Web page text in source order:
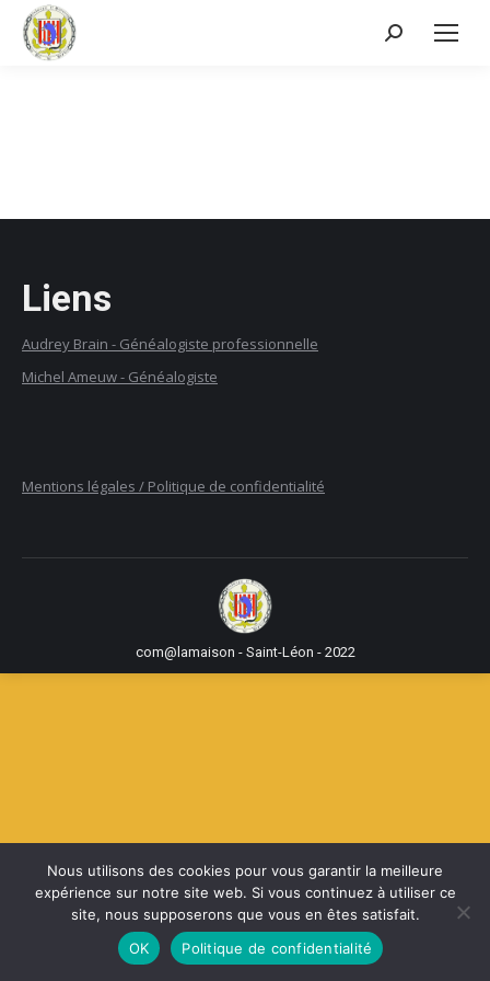
Recherche
Liens
Audrey Brain - Généalogiste professionnelle
Michel Ameuw - Généalogiste
Mentions légales / Politique de confidentialité
com@lamaison - Saint-Léon - 2022
Nous utilisons des cookies pour vous garantir la meilleure
expérience sur notre site web. Si vous continuez à utiliser ce
site, nous supposerons que vous en êtes satisfait.
OK
Politique de confidentialité